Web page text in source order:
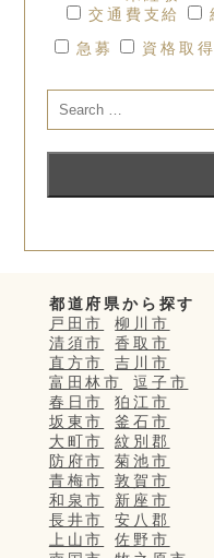
交通費支給
急募
資格取
都道府県から探す
戸田市
柳川市
清須市
香取市
直方市
吉川市
富田林市
逗子市
春日市
狛江市
坂東市
釜石市
大町市
紋別郡
防府市
菊池市
青梅市
敦賀市
和泉市
新座市
長井市
安八郡
上山市
佐野市